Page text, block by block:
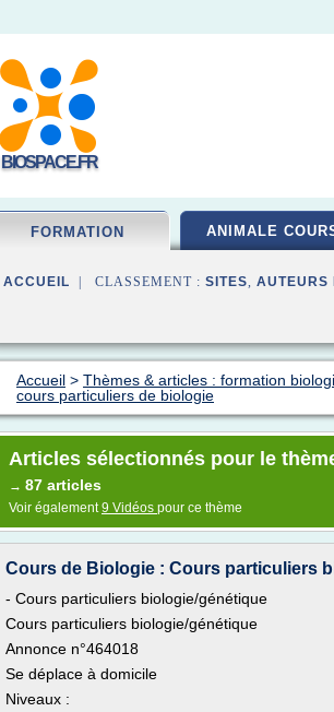
BIOSPACE.FR
FORMATION ANIMALE
ACCUEIL | CLASSEMENT : SITES, AUTEURS
Accueil > Thèmes & articles : formation
cours particuliers de biologie
Articles sélectionnés pour le
→ 87 articles
Voir également9 Vidéos pour ce thème
Cours de Biologie : Cours particuliers
- Cours particuliers biologie/génétique
Cours particuliers biologie/génétique
Annonce n°464018
Se déplace à domicile
Niveaux :